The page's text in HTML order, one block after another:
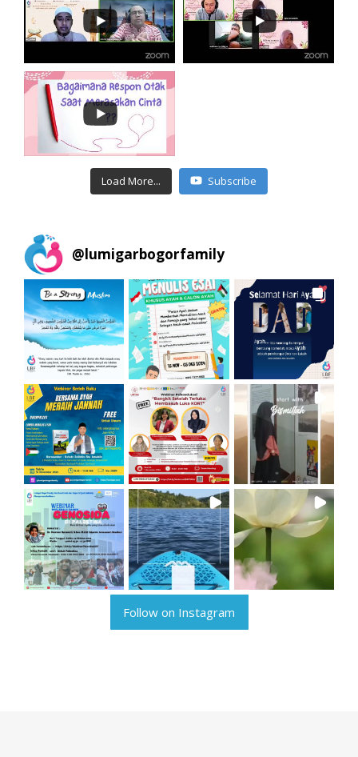
Load More... Subscribe
@lumigarbogorfamily
Follow on Instagram